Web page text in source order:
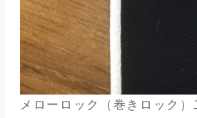
メローロック（巻きロック